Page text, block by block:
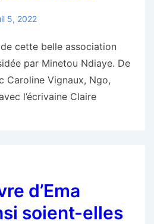
5, 2022
de cette belle association
par Minetou Ndiaye. De
Caroline Vignaux, Ngo,
l’écrivaine Claire
d’Ema
soient-elles